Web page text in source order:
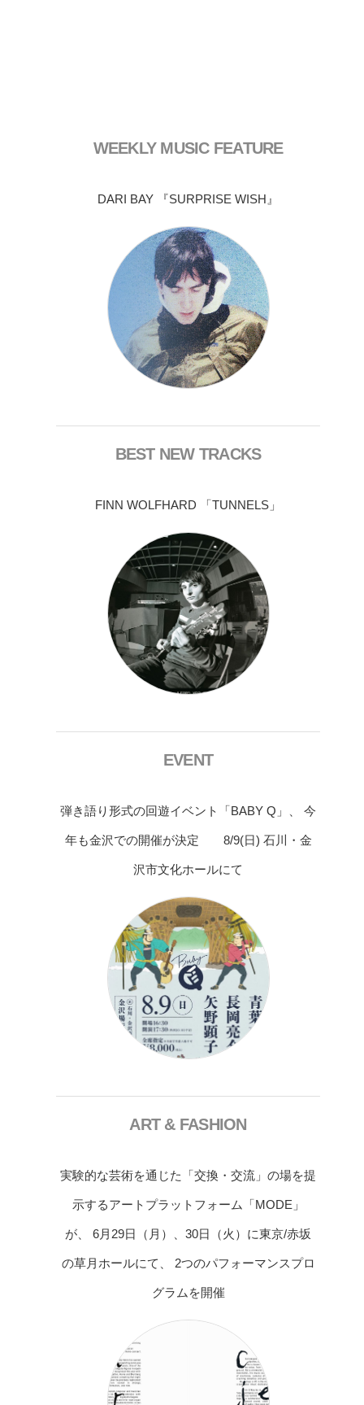
WEEKLY MUSIC FEATURE
DARI BAY 『SURPRISE WISH』
BEST NEW TRACKS
FINN WOLFHARD 「TUNNELS」
EVENT
弾き語り形式の回遊イベント「BABY Q」、 今
年も金沢での開催が決定 8/9(日) 石川・金
沢市文化ホールにて
ART & FASHION
実験的な芸術を通じた「交換・交流」の場を提
示するアートプラットフォーム「MODE」
が、 6月29日（月）、30日（火）に東京/赤坂
の草月ホールにて、 2つのパフォーマンスプロ
グラムを開催